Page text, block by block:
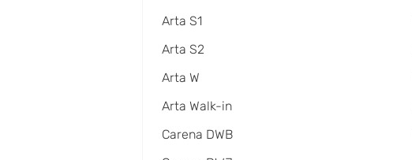
Arta S1
Arta S2
Arta W
Arta Walk-in
Carena DWB